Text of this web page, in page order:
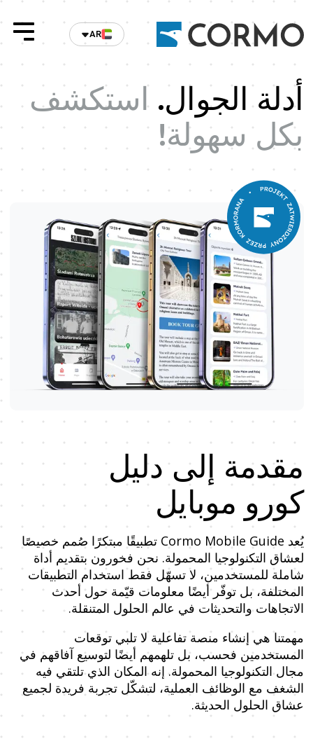
AR
أدلة الجوال. استكشف
بكل سهولة!
مقدمة إلى دليل
كورو موبايل
يُعد Cormo Mobile Guide تطبيقًا مبتكرًا صُمم خصيصًا
لعشاق التكنولوجيا المحمولة. نحن فخورون بتقديم أداة
شاملة للمستخدمين، لا تسهّل فقط استخدام التطبيقات
المختلفة، بل توفّر أيضًا معلومات قيّمة حول أحدث
الاتجاهات والتحديثات في عالم الحلول المتنقلة.
مهمتنا هي إنشاء منصة تفاعلية لا تلبي توقعات
المستخدمين فحسب، بل تلهمهم أيضًا لتوسيع آفاقهم في
مجال التكنولوجيا المحمولة. إنه المكان الذي تلتقي فيه
الشغف مع الوظائف العملية، لتشكّل تجربة فريدة لجميع
عشاق الحلول الحديثة.